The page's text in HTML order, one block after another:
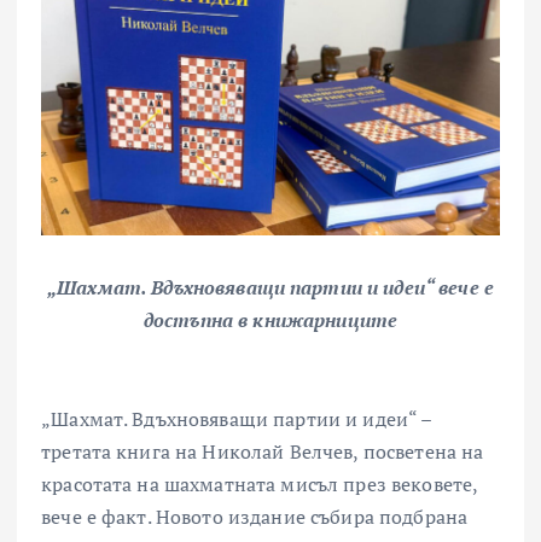
„Шахмат. Вдъхновяващи партии и идеи“ вече е
достъпна в книжарниците
„Шахмат. Вдъхновяващи партии и идеи“ –
третата книга на Николай Велчев, посветена на
красотата на шахматната мисъл през вековете,
вече е факт. Новото издание събира подбрана